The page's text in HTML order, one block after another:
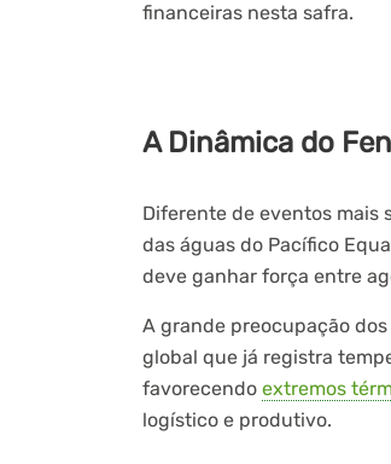
financeiras nesta safra.
A Dinâmica do
Diferente de eventos mais
das águas do Pacífico
deve ganhar força entre
A grande preocupação
global que já registra
favorecendo extremos
logístico e produtivo.